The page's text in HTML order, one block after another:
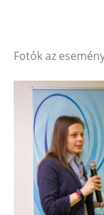
Fotók az